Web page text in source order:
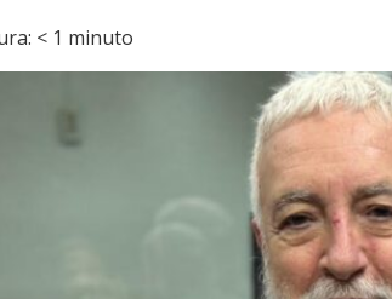
< 1 minuto